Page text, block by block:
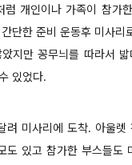
럼 개인이나 가족이 참가
단한 준비 운동후 미사리
지만 꽁무늬를 따라서
있었다.
려 미사리에 도착. 아울렛
도 있고 참가한 부스들도